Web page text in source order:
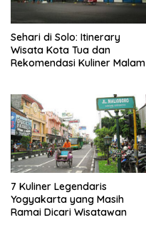
Sehari di Solo: Itinerary
Wisata Kota Tua dan
Rekomendasi Kuliner Malam
7 Kuliner Legendaris
Yogyakarta yang Masih
Ramai Dicari Wisatawan